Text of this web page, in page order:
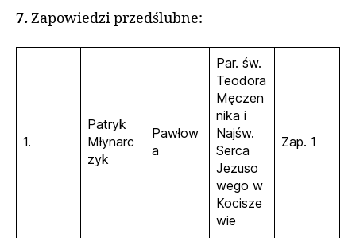
7. Zapowiedzi przedślubne:
1.
Patryk
Młynarc
zyk
Pawłow
a
Par. św.
Teodora
Męczen
nika i
Najśw.
Serca
Jezuso
wego w
Kocisze
wie
Zap. 1